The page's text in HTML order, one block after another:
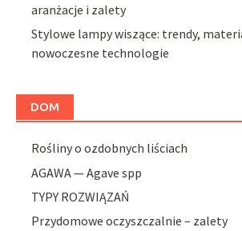
aranżacje i zalety
Stylowe lampy wiszące: trendy,
nowoczesne technologie
DOM
Rośliny o ozdobnych liściach
AGAWA — Agave spp
TYPY ROZWIĄZAŃ
Przydomowe oczyszczalnie – zalety